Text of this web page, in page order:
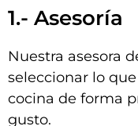
1.- Asesoría
Nuestra asesora
seleccionar lo
cocina de forma
gusto.